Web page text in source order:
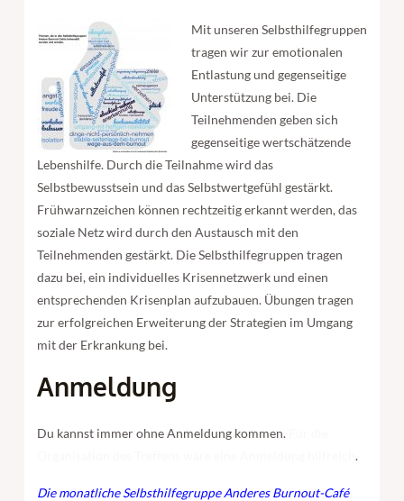
Mit unseren Selbsthilfegruppen
tragen wir zur emotionalen
Entlastung und gegenseitige
Unterstützung bei. Die
Teilnehmenden geben sich
gegenseitige wertschätzende
Lebenshilfe. Durch die Teilnahme wird das
Selbstbewusstsein und das Selbstwertgefühl gestärkt.
Frühwarnzeichen können rechtzeitig erkannt werden, das
soziale Netz wird durch den Austausch mit den
Teilnehmenden gestärkt. Die Selbsthilfegruppen tragen
dazu bei, ein individuelles Krisennetzwerk und einen
entsprechenden Krisenplan aufzubauen. Übungen tragen
zur erfolgreichen Erweiterung der Strategien im Umgang
mit der Erkrankung bei.
Anmeldung
Du kannst immer ohne Anmeldung kommen.
Organisation des Treffens wäre eine Anmeldung hilfreich.
Die monatliche Selbsthilfegruppe Anderes Burnout-Café